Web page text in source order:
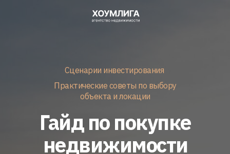
Практические советы по выбору
объекта и локации
Сценарии инвестирования
Гайд по покупке
недвижимости